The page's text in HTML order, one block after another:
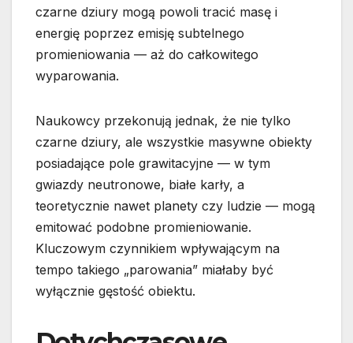
czarne dziury mogą powoli tracić masę i
energię poprzez emisję subtelnego
promieniowania — aż do całkowitego
wyparowania.
Naukowcy przekonują jednak, że nie tylko
czarne dziury, ale wszystkie masywne obiekty
posiadające pole grawitacyjne — w tym
gwiazdy neutronowe, białe karły, a
teoretycznie nawet planety czy ludzie — mogą
emitować podobne promieniowanie.
Kluczowym czynnikiem wpływającym na
tempo takiego „parowania” miałaby być
wyłącznie gęstość obiektu.